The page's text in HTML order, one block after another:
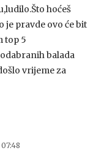
hoćeš
je pravde ovo će bit
top 5
balada
vrijeme za
07:48